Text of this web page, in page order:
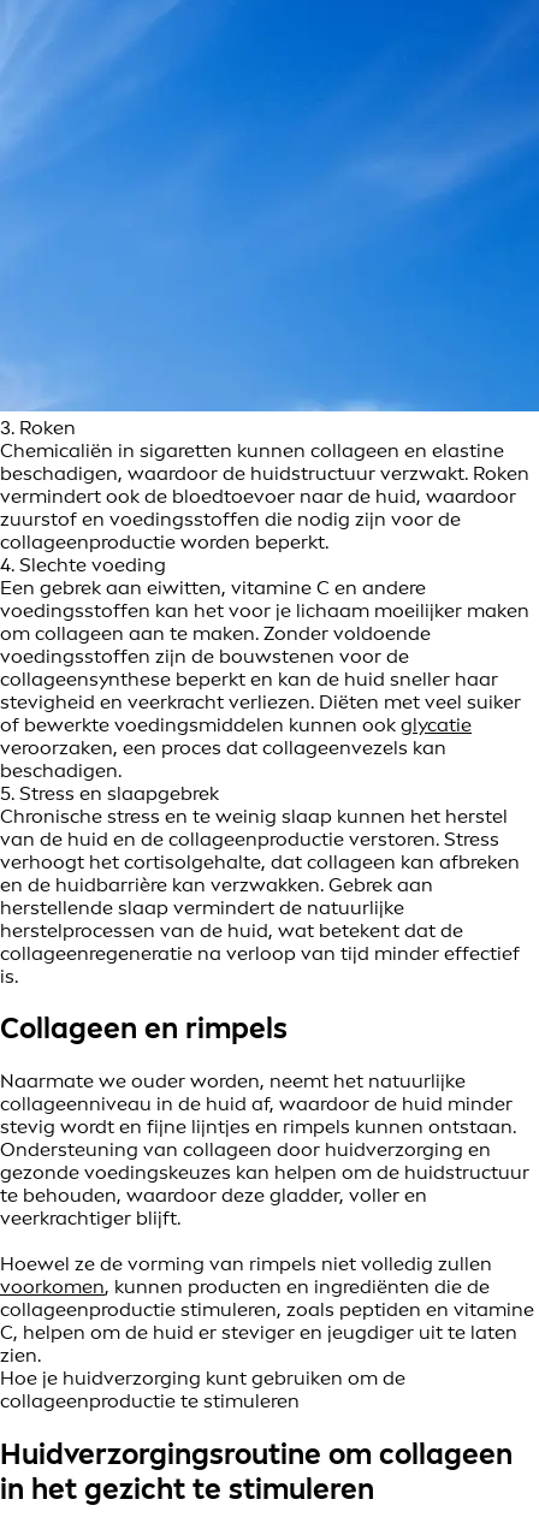
3. Roken
Chemicaliën in sigaretten kunnen collageen en elastine
beschadigen, waardoor de huidstructuur verzwakt. Roken
vermindert ook de bloedtoevoer naar de huid, waardoor
zuurstof en voedingsstoffen die nodig zijn voor de
collageenproductie worden beperkt.
4. Slechte voeding
Een gebrek aan eiwitten, vitamine C en andere
voedingsstoffen kan het voor je lichaam moeilijker maken
om collageen aan te maken. Zonder voldoende
voedingsstoffen zijn de bouwstenen voor de
collageensynthese beperkt en kan de huid sneller haar
stevigheid en veerkracht verliezen. Diëten met veel suiker
of bewerkte voedingsmiddelen kunnen ook glycatie
veroorzaken, een proces dat collageenvezels kan
beschadigen.
5. Stress en slaapgebrek
Chronische stress en te weinig slaap kunnen het herstel
van de huid en de collageenproductie verstoren. Stress
verhoogt het cortisolgehalte, dat collageen kan afbreken
en de huidbarrière kan verzwakken. Gebrek aan
herstellende slaap vermindert de natuurlijke
herstelprocessen van de huid, wat betekent dat de
collageenregeneratie na verloop van tijd minder effectief
is.
Collageen en rimpels
Naarmate we ouder worden, neemt het natuurlijke
collageenniveau in de huid af, waardoor de huid minder
stevig wordt en fijne lijntjes en rimpels kunnen ontstaan.
Ondersteuning van collageen door huidverzorging en
gezonde voedingskeuzes kan helpen om de huidstructuur
te behouden, waardoor deze gladder, voller en
veerkrachtiger blijft.
Hoewel ze de vorming van rimpels niet volledig zullen
voorkomen, kunnen producten en ingrediënten die de
collageenproductie stimuleren, zoals peptiden en vitamine
C, helpen om de huid er steviger en jeugdiger uit te laten
zien.
Hoe je huidverzorging kunt gebruiken om de
collageenproductie te stimuleren
Huidverzorgingsroutine om collageen
in het gezicht te stimuleren